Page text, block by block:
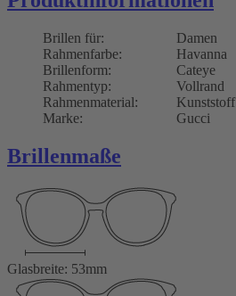
Brillen für:
Damen
Rahmenfarbe:
Havanna
Brillenform:
Cateye
Rahmentyp:
Vollrand
Rahmenmaterial:
Kunststoff
Marke:
Gucci
Brillenmaße
Glasbreite: 53mm